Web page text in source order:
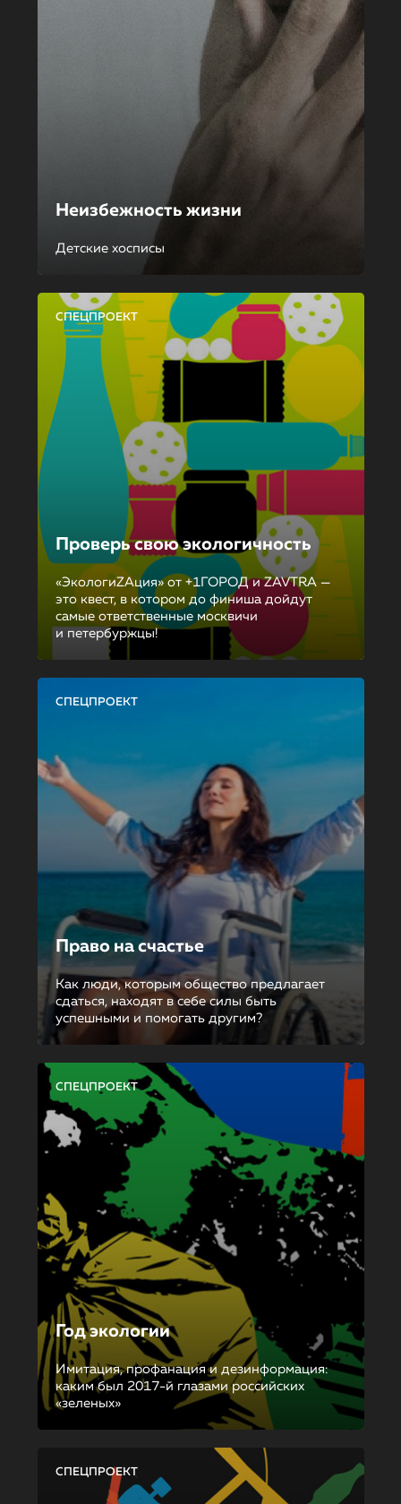
Неизбежность жизни
Детские хосписы
СПЕЦПРОЕКТ
Проверь свою экологичность
«ЭкологиZAция» от +1ГОРОД и ZAVTRA —
это квест, в котором до финиша дойдут
самые ответственные москвичи
и петербуржцы!
СПЕЦПРОЕКТ
Право на счастье
Как люди, которым общество предлагает
сдаться, находят в себе силы быть
успешными и помогать другим?
СПЕЦПРОЕКТ
Год экологии
Имитация, профанация и дезинформация:
каким был 2017-й глазами российских
«зеленых»
СПЕЦПРОЕКТ